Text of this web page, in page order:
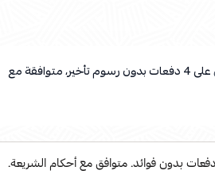
على4دفعات بدون رسوم تأخير، متوافقة مع